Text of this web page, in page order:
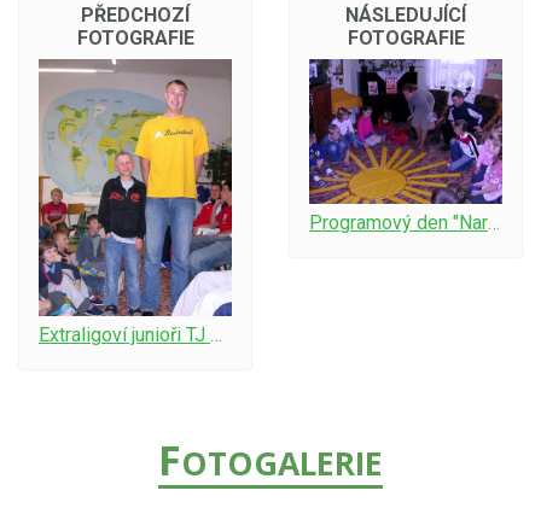
PŘEDCHOZÍ
FOTOGRAFIE
Extraligoví junioři TJ Slavia Hradec
NÁSLEDUJÍCÍ
FOTOGRAFIE
Programový den "Narodil se Ježíšek"
FOTOGALERIE